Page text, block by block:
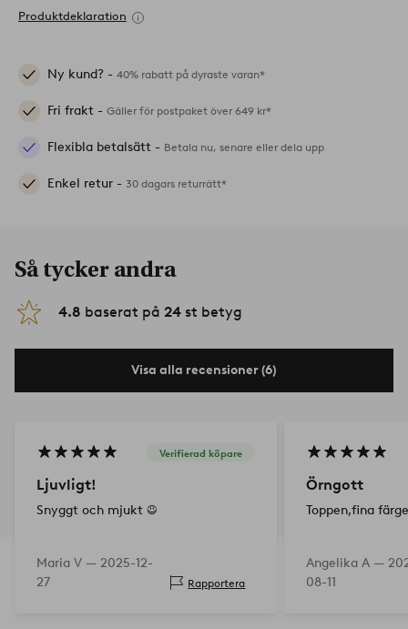
Produktdeklaration
Ny kund? - 40% rabatt på dyraste varan*
Fri frakt - Gäller för postpaket över 649 kr*
Flexibla betalsätt - Betala nu, senare eller dela upp
Enkel retur - 30 dagars returrätt*
Så tycker andra
4.8 baserat på 24 st betyg
Visa alla recensioner (6)
Verifierad köpare
Ljuvligt!
Snyggt och mjukt ☺️
Maria V — 2025-12-
27
Rapportera
Örngott
Toppen,fina
Angelika A —
08-11